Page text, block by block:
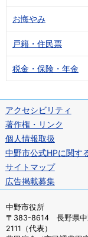
お悔やみ
戸籍・住民票
税金・保険・年金
アクセシビリティ
著作権・リンク
個人情報取扱
中野市公式HPに関す
サイトマップ
広告掲載募集
中野市役所
〒383-8614 長野県
2111（代表）